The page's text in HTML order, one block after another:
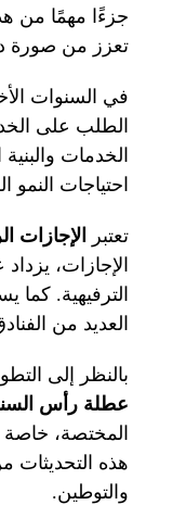
جزءًا مهمًا من
تعزز من صورة
في السنوات
الطلب على
الخدمات
احتياجات
تعتبر الإجازات
الإجازات،
الترفيهية.
العديد من
بالنظر إلى
عطلة رأس السنة
المختصة، خاصة
هذه التحديثات
والتوطين.